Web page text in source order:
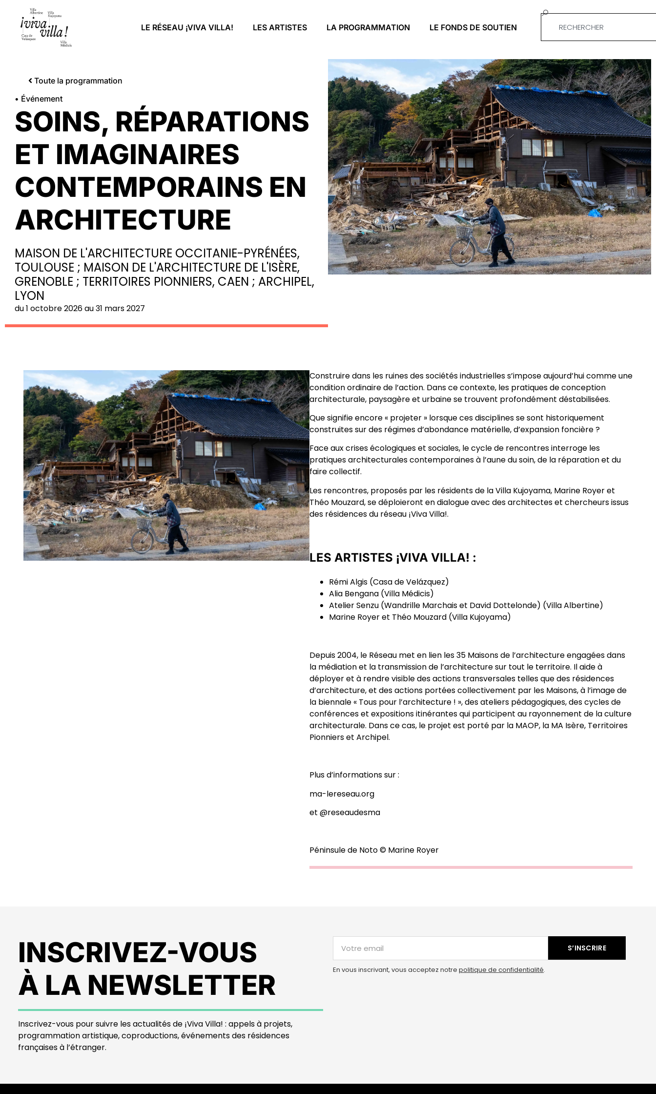
LE RÉSEAU ¡VIVA VILLA! LES ARTISTES LA PROGRAMMATION LE FONDS DE SOUTIEN
Toute la programmation
• Événement
SOINS, RÉPARATIONS
ET IMAGINAIRES
CONTEMPORAINS EN
ARCHITECTURE
MAISON DE L'ARCHITECTURE OCCITANIE-PYRÉNÉES,
TOULOUSE ; MAISON DE L'ARCHITECTURE DE L'ISÈRE,
GRENOBLE ; TERRITOIRES PIONNIERS, CAEN ; ARCHIPEL,
LYON
du 1 octobre 2026 au 31 mars 2027
Construire dans les ruines des sociétés industrielles s’impose aujourd’hui comme une
condition ordinaire de l’action. Dans ce contexte, les pratiques de conception
architecturale, paysagère et urbaine se trouvent profondément déstabilisées.
Que signifie encore « projeter » lorsque ces disciplines se sont historiquement
construites sur des régimes d’abondance matérielle, d’expansion foncière ?
Face aux crises écologiques et sociales, le cycle de rencontres interroge les
pratiques architecturales contemporaines à l’aune du soin, de la réparation et du
faire collectif.
Les rencontres, proposés par les résidents de la Villa Kujoyama, Marine Royer et
Théo Mouzard, se déploieront en dialogue avec des architectes et chercheurs issus
des résidences du réseau ¡Viva Villa!.
LES ARTISTES ¡VIVA VILLA! :
Rémi Algis (Casa de Velázquez)
Alia Bengana (Villa Médicis)
Atelier Senzu (Wandrille Marchais et David Dottelonde) (Villa Albertine)
Marine Royer et Théo Mouzard (Villa Kujoyama)
Depuis 2004, le Réseau met en lien les 35 Maisons de l’architecture engagées dans
la médiation et la transmission de l’architecture sur tout le territoire. Il aide à
déployer et à rendre visible des actions transversales telles que des résidences
d’architecture, et des actions portées collectivement par les Maisons, à l’image de
la biennale « Tous pour l’architecture ! », des ateliers pédagogiques, des cycles de
conférences et expositions itinérantes qui participent au rayonnement de la culture
architecturale. Dans ce cas, le projet est porté par la MAOP, la MA Isère, Territoires
Pionniers et Archipel.
Plus d’informations sur :
ma-lereseau.org
et @reseaudesma
Péninsule de Noto © Marine Royer
INSCRIVEZ-VOUS
À LA NEWSLETTER
Inscrivez-vous pour suivre les actualités de ¡Viva Villa! : appels à projets,
programmation artistique, coproductions, événements des résidences
françaises à l’étranger.
S’INSCRIRE
En vous inscrivant, vous acceptez notre politique de confidentialité.